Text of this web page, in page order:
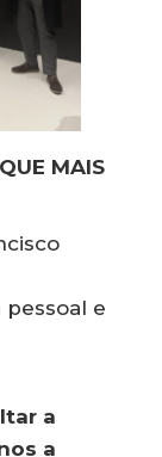
MAIS
e
a
a